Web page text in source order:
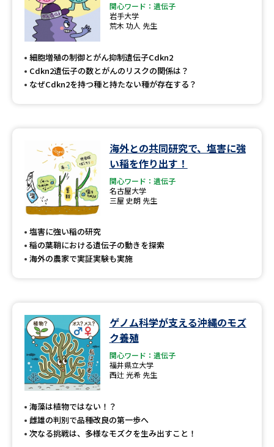
学問の教科書
ユーザーサポート
Ｑ＆Ａ よくあるご質問 大学進学IDについて
お支払いサイト
個人情報取扱規定
特定商取引表記
テレメール進学カタログ
訂正のご案内
関心ワード：遺伝子
岩手大学
荒木 功人 先生
細胞増殖の制御とがん抑制遺伝子Cdkn2
Cdkn2遺伝子の数とがんのリスクの関係は？
なぜCdkn2を持つ種と持たない種が存在する？
海外との共同研究で、塩害に強
い稲を作り出す！
関心ワード：遺伝子
名古屋大学
三屋 史朗 先生
塩害に強い稲の研究
稲の葉鞘における遺伝子の動きを探索
海外の農家で実証実験も実施
ゲノム科学が支える沖縄のモズ
ク養殖
関心ワード：遺伝子
福井県立大学
西辻 光希 先生
海藻は植物ではない！？
雌雄の判別で品種改良の第一歩へ
次なる挑戦は、多様なモズクを生み出すこと！